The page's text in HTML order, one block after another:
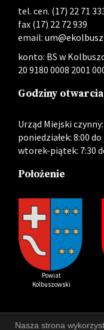
tel. cen. (17) 22 71
fax (17) 22 72 939
email:
konto: BS w
20 9180 0008 2001
Godziny otwarcia
Urząd Miejski czynny:
poniedziałek: 8:00 do
wtorek-piątek: 7:30
Położenie
Powiat
Kolbuszowski
Nasza strona